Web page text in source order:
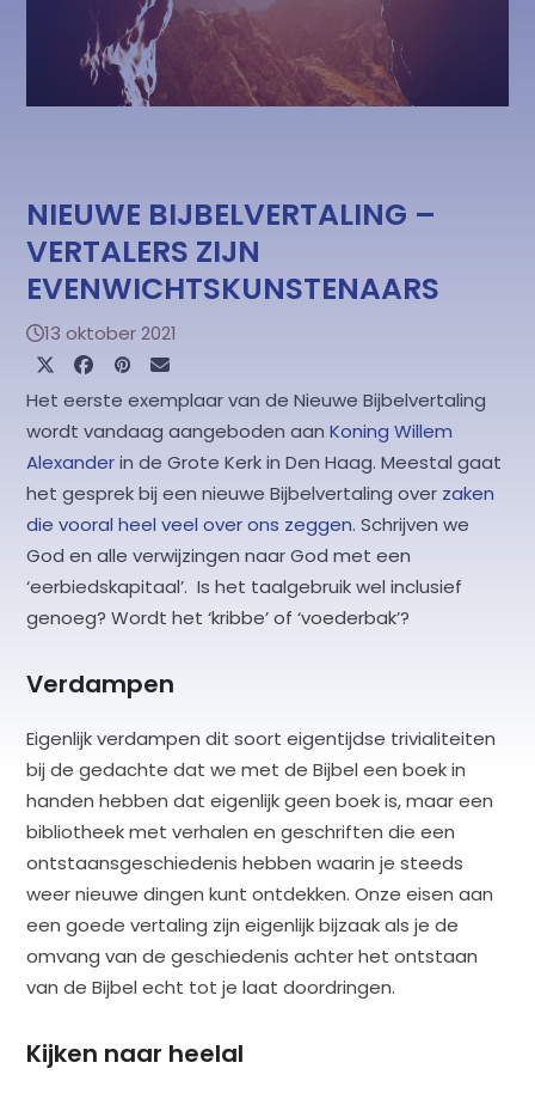
NIEUWE BIJBELVERTALING –
VERTALERS ZIJN
EVENWICHTSKUNSTENAARS
13 oktober 2021
Het eerste exemplaar van de Nieuwe Bijbelvertaling
wordt vandaag aangeboden aanKoning Willem
Alexanderin de Grote Kerk in Den Haag. Meestal gaat
het gesprek bij een nieuwe Bijbelvertaling over zaken
die vooral heel veel over ons zeggen. Schrijven we
God en alle verwijzingen naar God met een
‘eerbiedskapitaal’. Is het taalgebruik wel inclusief
genoeg? Wordt het ‘kribbe’ of ‘voederbak’?
Verdampen
Eigenlijk verdampen dit soort eigentijdse trivialiteiten
bij de gedachte dat we met de Bijbel een boek in
handen hebben dat eigenlijk geen boek is, maar een
bibliotheek met verhalen en geschriften die een
ontstaansgeschiedenis hebben waarin je steeds
weer nieuwe dingen kunt ontdekken. Onze eisen aan
een goede vertaling zijn eigenlijk bijzaak als je de
omvang van de geschiedenis achter het ontstaan
van de Bijbel echt tot je laat doordringen.
Kijken naar heelal